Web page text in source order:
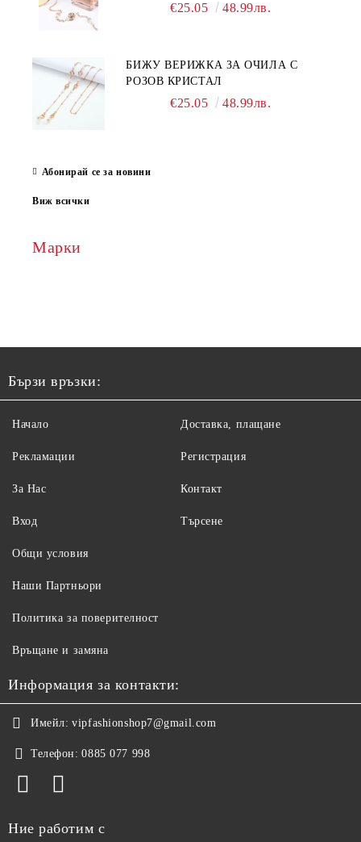
€25.05 48.99лв.
БИЖУ ВЕРИЖКА ЗА ОЧИЛА С
РОЗОВ КРИСТАЛ
€25.05 48.99лв.
Абонирай се за новини
Виж всички
Марки
Бързи връзки:
Начало
Рекламации
За Нас
Вход
Доставка, плащане
Регистрация
Контакт
Търсене
Общи условия
Наши Партньори
Политика за поверителност
Връщане и замяна
Информация за контакти:
Имейл: vipfashionshop7@gmail.com
Телефон: 0885 077 998
Ние работим с